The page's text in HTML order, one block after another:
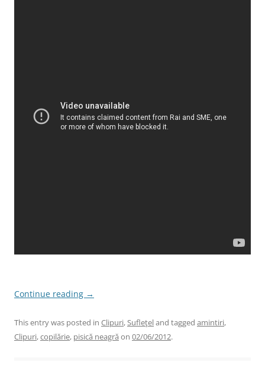
Continue reading →
This entry was posted in Clipuri,Sufleţeland tagged amintiri,
Clipuri,copilărie, pisică neagră on 02/06/2012.